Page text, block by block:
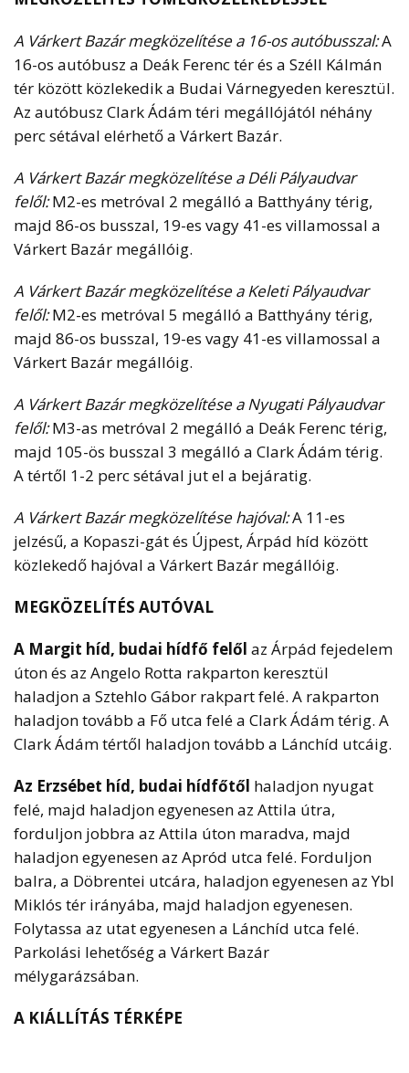
A Várkert Bazár megközelítése a 16-os autóbusszal:A
16-os autóbusz a Deák Ferenc tér és a Széll Kálmán
tér között közlekedik a Budai Várnegyeden keresztül.
Az autóbusz Clark Ádám téri megállójától néhány
perc sétával elérhető a Várkert Bazár.
A Várkert Bazár megközelítése a Déli Pályaudvar
felől:M2-es metróval 2 megálló a Batthyány térig,
majd 86-os busszal, 19-es vagy 41-es villamossal a
Várkert Bazár megállóig.
A Várkert Bazár megközelítése a Keleti Pályaudvar
felől:M2-es metróval 5 megálló a Batthyány térig,
majd 86-os busszal, 19-es vagy 41-es villamossal a
Várkert Bazár megállóig.
A Várkert Bazár megközelítése a Nyugati Pályaudvar
felől:M3-as metróval 2 megálló a Deák Ferenc térig,
majd 105-ös busszal 3 megálló a Clark Ádám térig.
A tértől 1-2 perc sétával jut el a bejáratig.
A Várkert Bazár megközelítése hajóval:A 11-es
jelzésű, a Kopaszi-gát és Újpest, Árpád híd között
közlekedő hajóval a Várkert Bazár megállóig.
MEGKÖZELÍTÉS AUTÓVAL
A Margit híd, budai hídfő felől az Árpád fejedelem
úton és az Angelo Rotta rakparton keresztül
haladjon a Sztehlo Gábor rakpart felé. A rakparton
haladjon tovább a Fő utca felé a Clark Ádám térig. A
Clark Ádám tértől haladjon tovább a Lánchíd utcáig.
Az Erzsébet híd, budai hídfőtől haladjon nyugat
felé, majd haladjon egyenesen az Attila útra,
forduljon jobbra az Attila úton maradva, majd
haladjon egyenesen az Apród utca felé. Forduljon
balra, a Döbrentei utcára, haladjon egyenesen az Ybl
Miklós tér irányába, majd haladjon egyenesen.
Folytassa az utat egyenesen a Lánchíd utca felé.
Parkolási lehetőség a Várkert Bazár
mélygarázsában.
A KIÁLLÍTÁS TÉRKÉPE